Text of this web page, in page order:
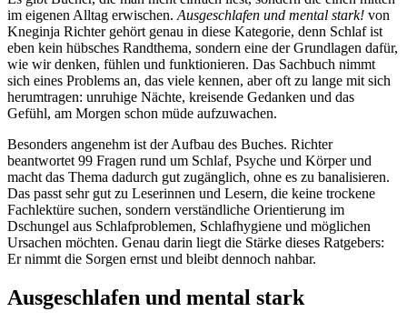
im eigenen Alltag erwischen. Ausgeschlafen und mental stark! von
Kneginja Richter gehört genau in diese Kategorie, denn Schlaf ist
eben kein hübsches Randthema, sondern eine der Grundlagen dafür,
wie wir denken, fühlen und funktionieren. Das Sachbuch nimmt
sich eines Problems an, das viele kennen, aber oft zu lange mit sich
herumtragen: unruhige Nächte, kreisende Gedanken und das
Gefühl, am Morgen schon müde aufzuwachen.
Besonders angenehm ist der Aufbau des Buches. Richter
beantwortet 99 Fragen rund um Schlaf, Psyche und Körper und
macht das Thema dadurch gut zugänglich, ohne es zu banalisieren.
Das passt sehr gut zu Leserinnen und Lesern, die keine trockene
Fachlektüre suchen, sondern verständliche Orientierung im
Dschungel aus Schlafproblemen, Schlafhygiene und möglichen
Ursachen möchten. Genau darin liegt die Stärke dieses Ratgebers:
Er nimmt die Sorgen ernst und bleibt dennoch nahbar.
Ausgeschlafen und mental stark